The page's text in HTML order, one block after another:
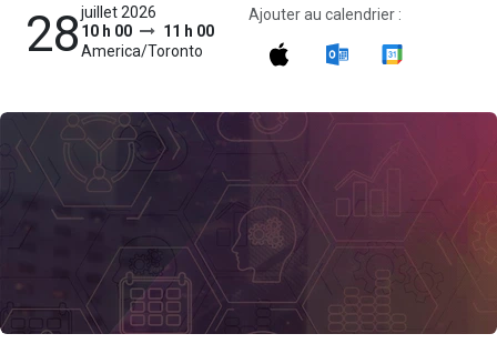
28juillet 2026
10 h 00
11 h 00
America/Toronto
Ajouter au calendrier :